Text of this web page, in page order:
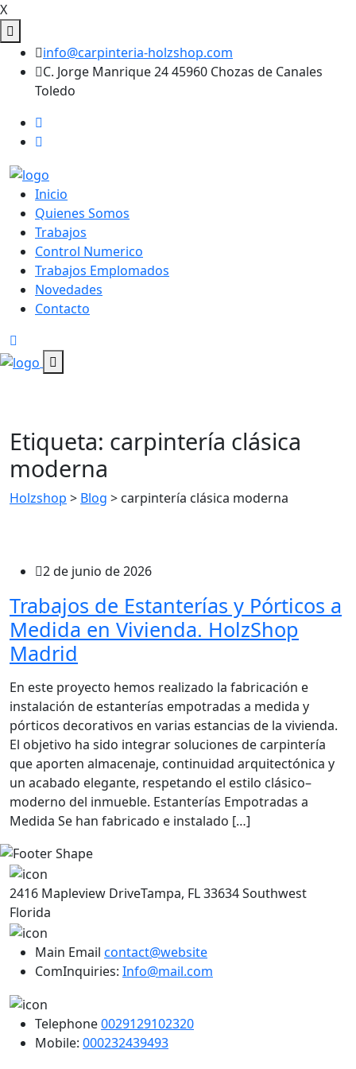
X
info@carpinteria-holzshop.com
C. Jorge Manrique 24 45960 Chozas de Canales
Toledo
Inicio
Quienes Somos
Trabajos
Control Numerico
Trabajos Emplomados
Novedades
Contacto
Etiqueta: carpintería clásica
moderna
Holzshop > Blog > carpintería clásica moderna
2 de junio de 2026
Trabajos de Estanterías y Pórticos a
Medida en Vivienda. HolzShop
Madrid
En este proyecto hemos realizado la fabricación e
instalación de estanterías empotradas a medida y
pórticos decorativos en varias estancias de la vivienda.
El objetivo ha sido integrar soluciones de carpintería
que aporten almacenaje, continuidad arquitectónica y
un acabado elegante, respetando el estilo clásico–
moderno del inmueble. Estanterías Empotradas a
Medida Se han fabricado e instalado […]
2416 Mapleview DriveTampa, FL 33634 Southwest
Florida
Main Email contact@website
ComInquiries: Info@mail.com
Telephone0029129102320
Mobile: 000232439493